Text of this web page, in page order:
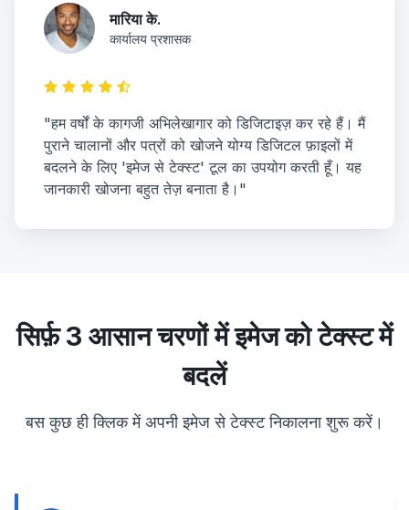
मारिया के.
कार्यालय प्रशासक
"हम वर्षों के कागजी अभिलेखागार को डिजिटाइज़ कर रहे हैं। मैं
पुराने चालानों और पत्रों को खोजने योग्य डिजिटल फ़ाइलों में
बदलने के लिए 'इमेज से टेक्स्ट' टूल का उपयोग करती हूँ। यह
जानकारी खोजना बहुत तेज़ बनाता है।"
सिर्फ़ 3 आसान चरणों में इमेज को टेक्स्ट में
बदलें
बस कुछ ही क्लिक में अपनी इमेज से टेक्स्ट निकालना शुरू करें।